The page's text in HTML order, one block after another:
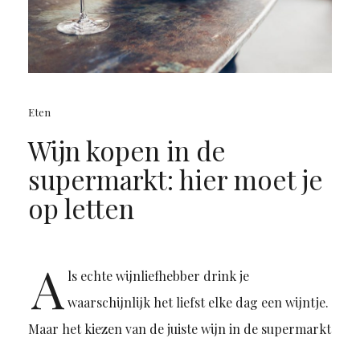
Eten
Wijn kopen in de
supermarkt: hier moet je
op letten
A ls echte wijnliefhebber drink je
waarschijnlijk het liefst elke dag een wijntje.
Maar het kiezen van de juiste wijn in de supermarkt